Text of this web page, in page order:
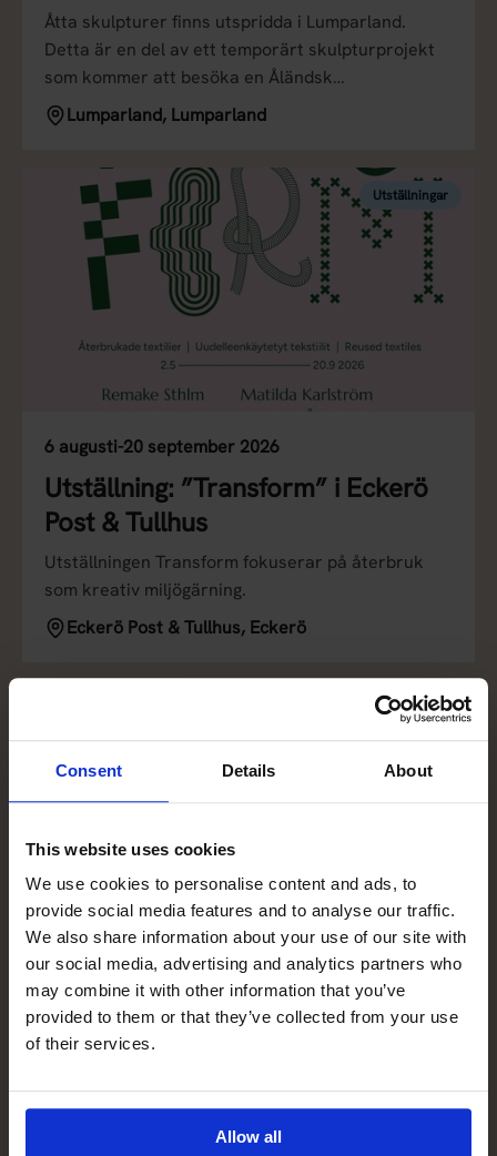
Consent Details About
This website uses cookies
We use cookies to personalise content and ads, to
provide social media features and to analyse our traffic.
We also share information about your use of our site with
our social media, advertising and analytics partners who
may combine it with other information that you’ve
provided to them or that they’ve collected from your use
of their services.
Allow all
Åtta skulpturer finns utspridda i Lumparland.
Detta är en del av ett temporärt skulpturprojekt
som kommer att besöka en Åländsk…
Lumparland, Lumparland
Utställningar
6 augusti-20 september 2026
Utställning: ”Transform” i Eckerö
Post & Tullhus
Utställningen Transform fokuserar på återbruk
som kreativ miljögärning.
Eckerö Post & Tullhus, Eckerö
Utställningar
6 augusti-13 september 2026
Ålands konstmuseum: Markus
Kåhre och Carl-Johan Listherby
Listherby, två kreatörer från olika konstvärldar